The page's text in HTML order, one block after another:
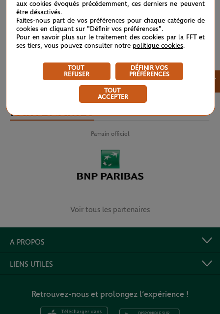
PARTENAIRES
Parrain officiel
Voir tous les partenaires
A PROPOS
LIENS UTILES
Retrouvez-nous et prolongez l’expérience !
aux cookies évoqués précédemment, ces derniers ne peuvent
être désactivés.
Faites-nous part de vos préférences pour chaque catégorie de
cookies en cliquant sur "Définir vos préférences".
Pour en savoir plus sur le traitement des cookies par la FFT et
ses tiers, vous pouvez consulter notre politique cookies.
TOUT
REFUSER
DÉFINIR VOS
PRÉFÉRENCES
TOUT
ACCEPTER